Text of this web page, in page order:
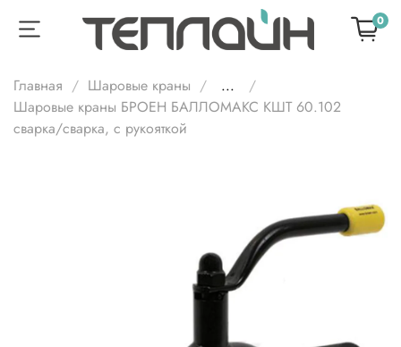
0
Главная Шаровые краны
...
Шаровые краны БРОЕН БАЛЛОМАКС КШТ 60.102
сварка/cварка, с рукояткой